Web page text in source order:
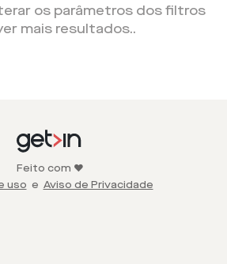
os parâmetros dos filtros
mais resultados..
Feito com ❤️
uso e Aviso de Privacidade